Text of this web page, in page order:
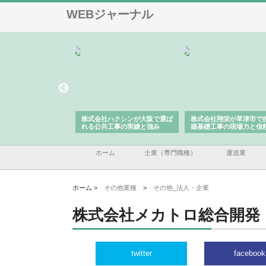
WEBジャーナル
株式会社ハクシンが大阪で選ば
れる公共工事の実績と強み
株式会社翔栄が草津市で
築基礎工事の現場力と信
ホーム 士業（専門職種） 運送業
ホーム > その他業種 > その他_法人・企業
株式会社メカトロ総合開発
twitter facebook